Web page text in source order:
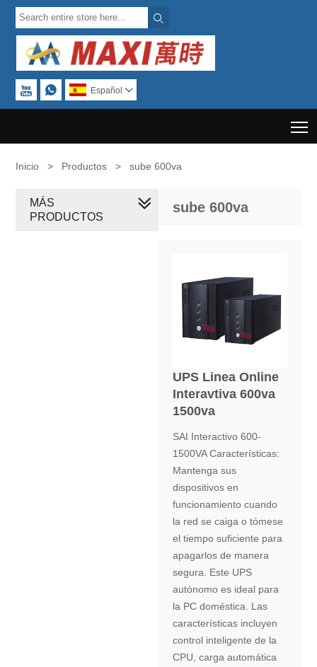

  Español 
Inicio > Productos > sube 600va
sube 600va
UPS Linea Online
Interavtiva 600va
1500va
SAI Interactivo 600-
1500VA Características:
Mantenga sus
dispositivos en
funcionamiento cuando
la red se caiga o tómese
el tiempo suficiente para
apagarlos de manera
segura. Este UPS
autónomo es ideal para
la PC doméstica. Las
características incluyen
control inteligente de la
CPU, carga automática
MÁS
PRODUCTOS